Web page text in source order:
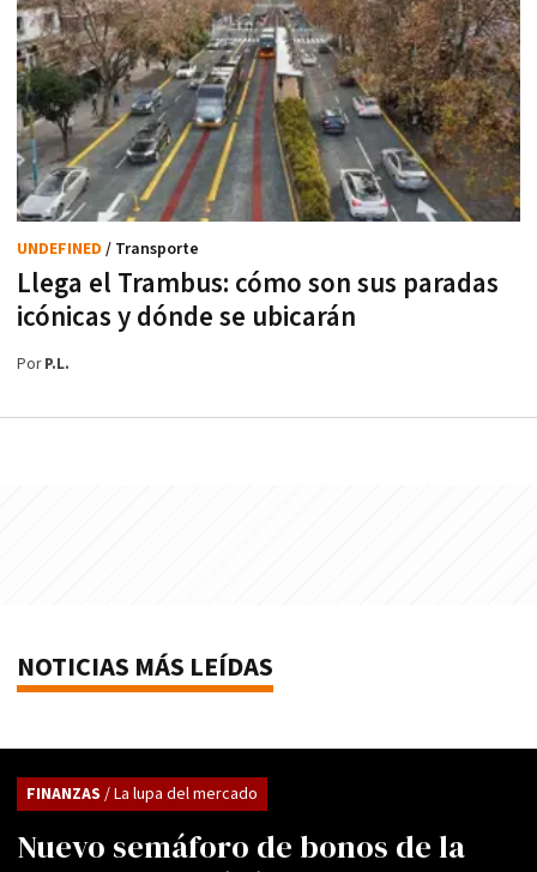
Llega el Trambus: cómo son sus paradas
icónicas y dónde se ubicarán
UNDEFINED / Transporte
PorP.L.
NOTICIAS MÁS LEÍDAS
Nuevo semáforo de bonos de la
FINANZAS / La lupa del mercado